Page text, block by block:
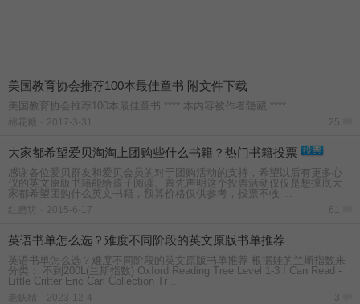
美国教育协会推荐100本最佳童书 附文件下载
美国教育协会推荐100本最佳童书 **** 本内容被作者隐藏 ****
2017-3-31 25
大家都希望爱贝淘淘上团购些什么书籍？热门书籍投票
感谢各位爱贝群友和爱贝会员的对于团购活动的支持，希望以后有更多心
仪的英文原版书籍能给孩子阅读。首先声明这个投票活动仅仅是想摸底大
家都希望团购什么英文书籍，预算价格仅供参考，投票不收 ...
红磨坊 2015-6-17 61
英语书单怎么选？难度不同阶段的英文原版书单推荐
英语书单怎么选？难度不同阶段的英文原版书单推荐 根据娃的兰斯指数来
分类： 不到200L(兰斯指数) Oxford Reading Tree Level 1-3 I Can Read -
Little Critter Eric Carl Collection Tr ...
老妖精 2023-12-4 3